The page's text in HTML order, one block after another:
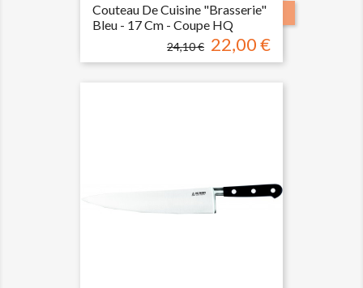
Couteau De Cuisine "brasserie"
Bleu - 17 Cm - Coupe HQ
Prix
de
24,10 € Prix
22,00 €
-2,10 €